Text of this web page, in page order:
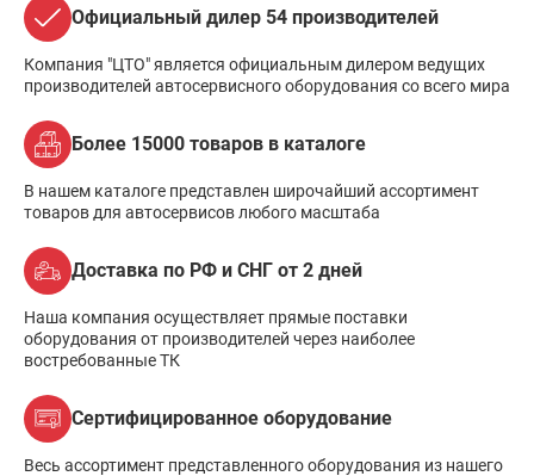
Официальный дилер 54 производителей
Компания "ЦТО" является официальным дилером ведущих
производителей автосервисного оборудования со всего мира
Более 15000 товаров в каталоге
В нашем каталоге представлен широчайший ассортимент
товаров для автосервисов любого масштаба
Доставка по РФ и СНГ от 2 дней
Наша компания осуществляет прямые поставки
оборудования от производителей через наиболее
востребованные ТК
Сертифицированное оборудование
Весь ассортимент представленного оборудования из нашего